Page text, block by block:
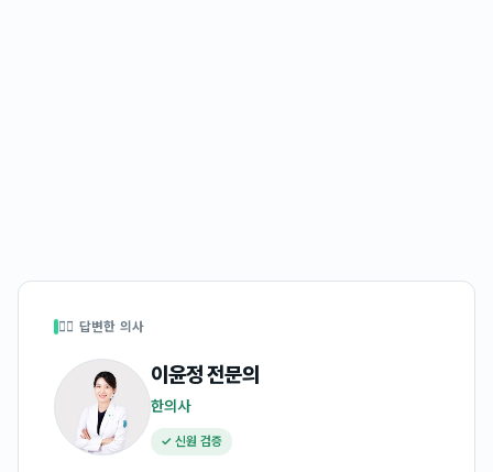
👩‍⚕️ 답변한 의사
이윤정전문의
한의사
✓ 신원 검증